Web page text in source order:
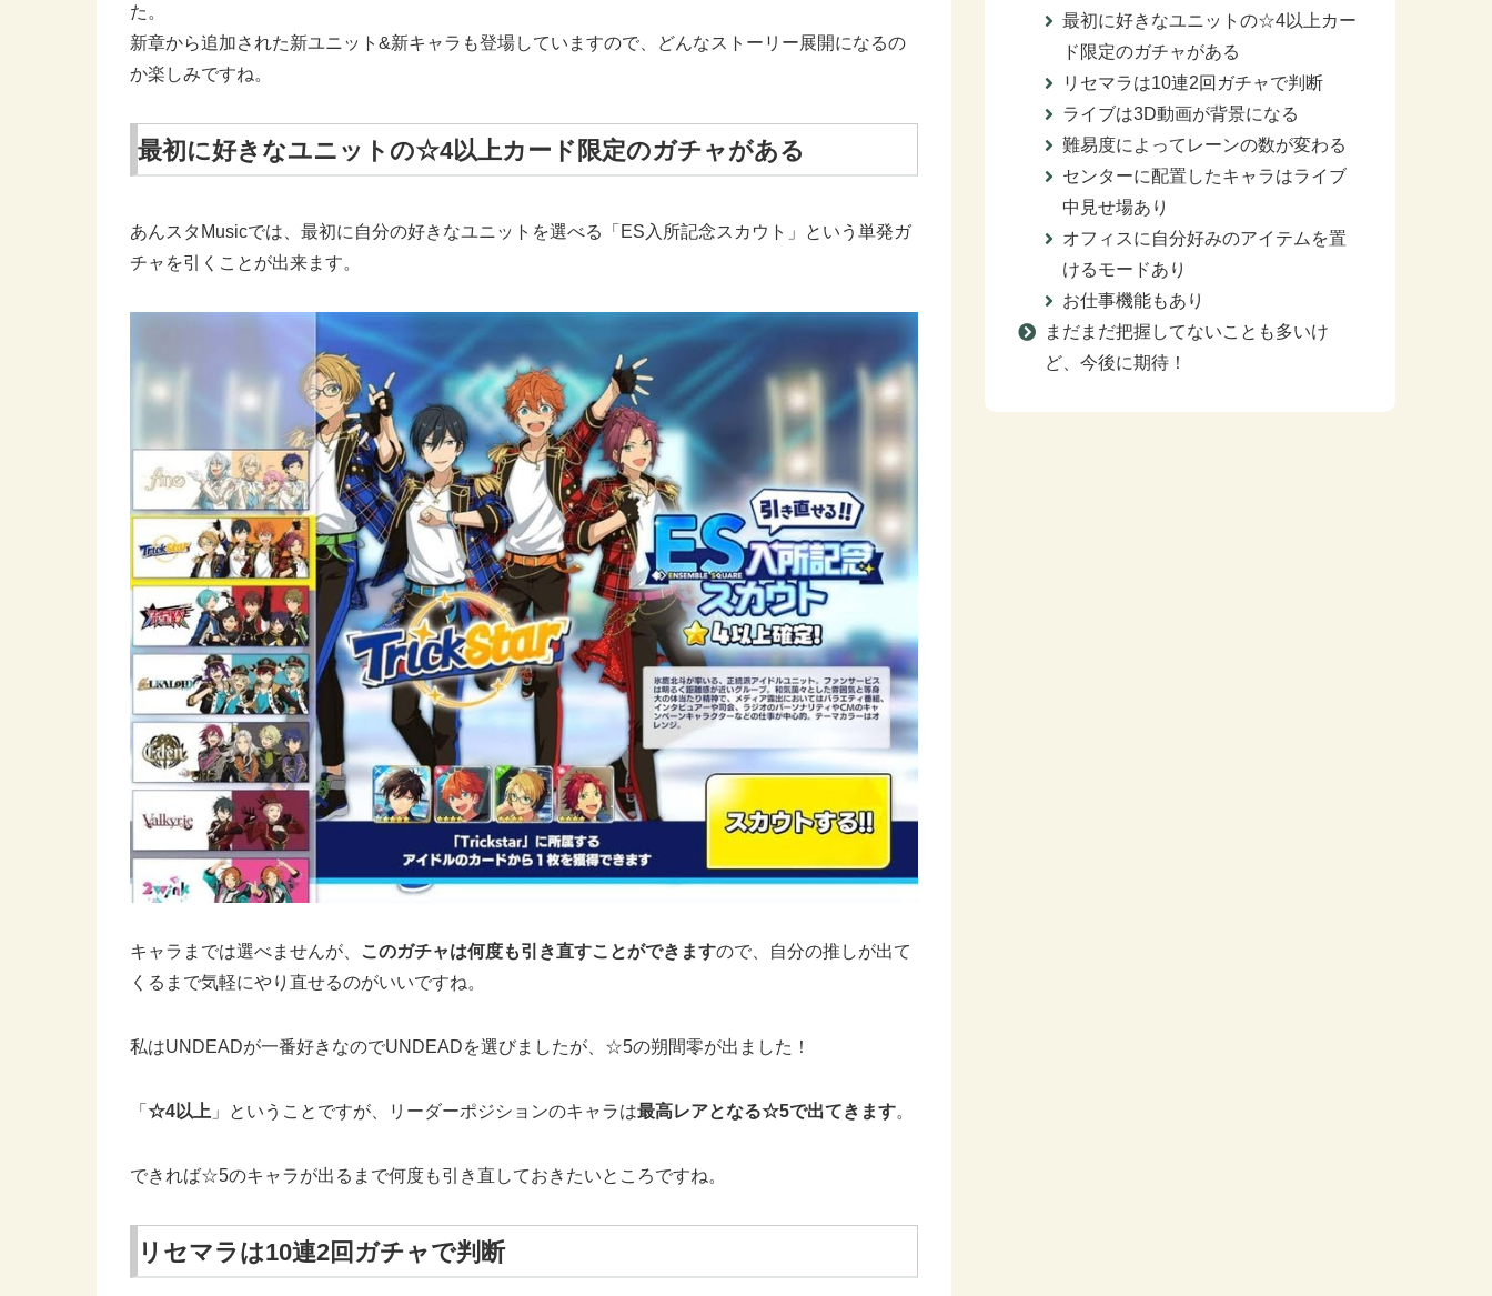
た。
新章から追加された新ユニット&新キャラも登場していますので、どんなストーリー展開になるの
か楽しみですね。
最初に好きなユニットの☆4以上カード限定のガチャがある
あんスタMusicでは、最初に自分の好きなユニットを選べる「ES入所記念スカウト」という単発ガ
チャを引くことが出来ます。
キャラまでは選べませんが、 このガチャは何度も引き直すことができますので、自分の推しが出て
くるまで気軽にやり直せるのがいいですね。
私はUNDEADが一番好きなのでUNDEADを選びましたが、☆5の朔間零が出ました！
「 ☆4以上 」ということですが、リーダーポジションのキャラは最高レアとなる☆5で出てきます。
できれば☆5のキャラが出るまで何度も引き直しておきたいところですね。
リセマラは10連2回ガチャで判断
最初に好きなユニットの☆4以上カー
ド限定のガチャがある
リセマラは10連2回ガチャで判断
ライブは3D動画が背景になる
難易度によってレーンの数が変わる
センターに配置したキャラはライブ
中見せ場あり
オフィスに自分好みのアイテムを置
けるモードあり
お仕事機能もあり
まだまだ把握してないことも多いけ
ど、今後に期待！